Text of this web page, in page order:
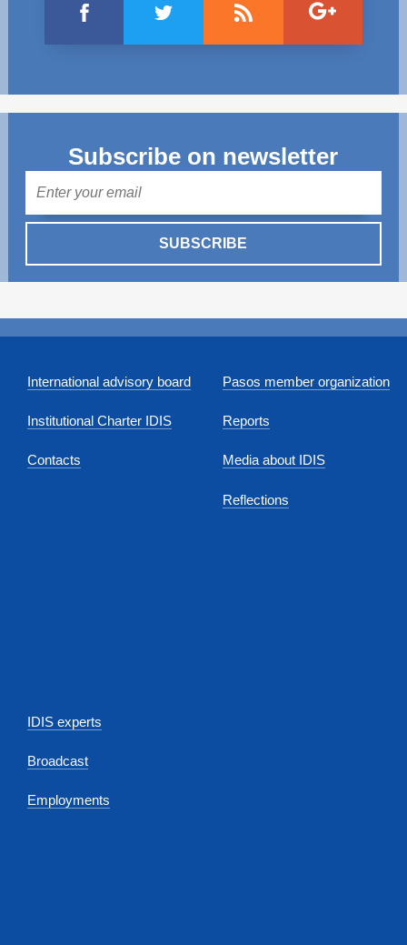
Subscribe on newsletter
SUBSCRIBE
International advisory board
Institutional Charter IDIS
Contacts
Pasos member organization
Reports
Media about IDIS
Reflections
IDIS experts
Broadcast
Employments